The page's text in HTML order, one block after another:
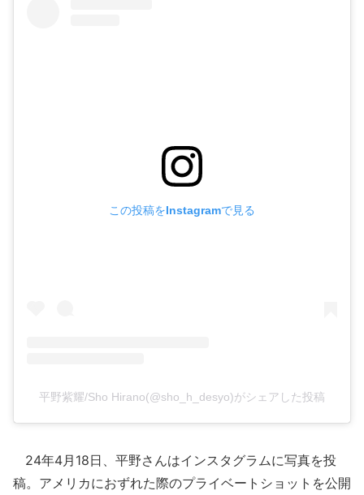
この投稿をInstagramで見る
平野紫耀/Sho Hirano(@sho_h_desyo)がシェアした投稿
24年4月18日、平野さんはインスタグラムに写真を投
稿。アメリカにおずれた際のプライベートショットを公開